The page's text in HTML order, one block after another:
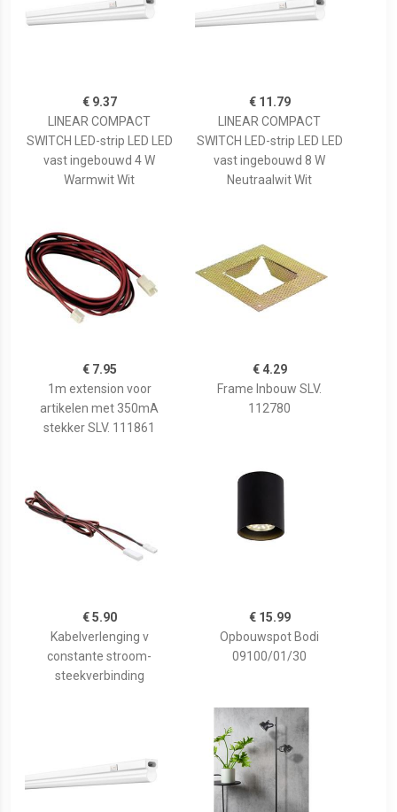
€ 9.37
LINEAR COMPACT
SWITCH LED-strip LED LED
vast ingebouwd 4 W
Warmwit Wit
€ 11.79
LINEAR COMPACT
SWITCH LED-strip LED LED
vast ingebouwd 8 W
Neutraalwit Wit
€ 7.95
1m extension voor
artikelen met 350mA
stekker SLV. 111861
€ 4.29
Frame Inbouw SLV.
112780
€ 5.90
Kabelverlenging v
constante stroom-
steekverbinding
€ 15.99
Opbouwspot Bodi
09100/01/30